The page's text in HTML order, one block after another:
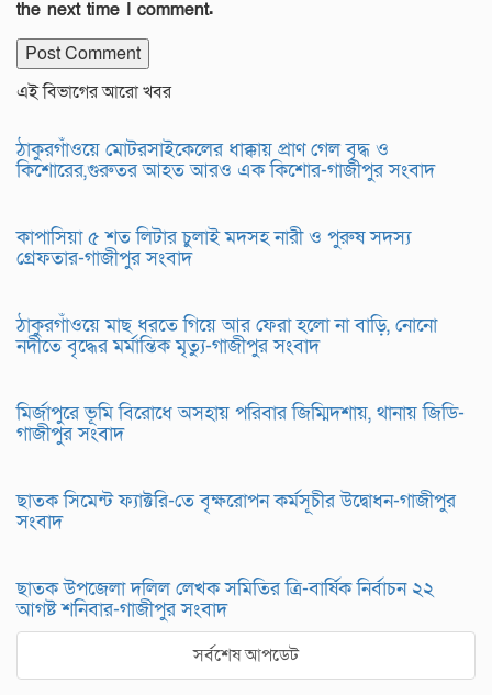
the next time I comment.
এই বিভাগের আরো খবর
ঠাকুরগাঁওয়ে মোটরসাইকেলের ধাক্কায় প্রাণ গেল বৃদ্ধ ও
কিশোরের,গুরুতর আহত আরও এক কিশোর-গাজীপুর সংবাদ
কাপাসিয়া ৫ শত লিটার চুলাই মদসহ নারী ও পুরুষ সদস্য
গ্রেফতার-গাজীপুর সংবাদ
ঠাকুরগাঁওয়ে মাছ ধরতে গিয়ে আর ফেরা হলো না বাড়ি, নোনো
নদীতে বৃদ্ধের মর্মান্তিক মৃত্যু-গাজীপুর সংবাদ
মির্জাপুরে ভূমি বিরোধে অসহায় পরিবার জিম্মিদশায়, থানায় জিডি-
গাজীপুর সংবাদ
ছাতক সিমেন্ট ফ্যাক্টরি-তে বৃক্ষরোপন কর্মসূচীর উদ্বোধন-গাজীপুর
সংবাদ
ছাতক উপজেলা দলিল লেখক সমিতির ত্রি-বার্ষিক নির্বাচন ২২
আগষ্ট শনিবার-গাজীপুর সংবাদ
সর্বশেষ আপডেট